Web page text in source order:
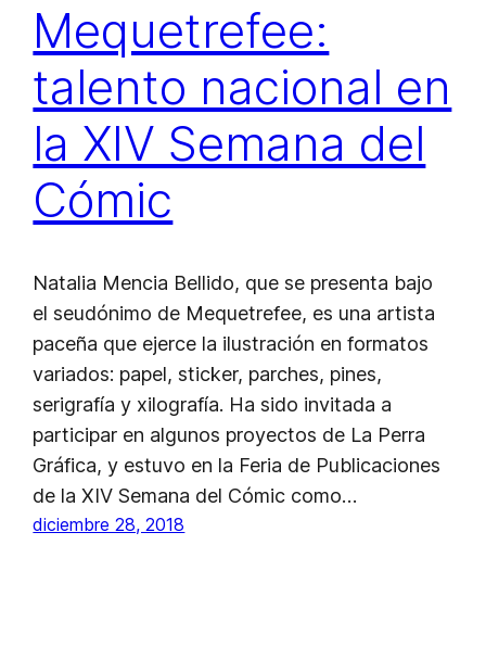
Mequetrefee:
talento nacional en
la XIV Semana del
Cómic
Natalia Mencia Bellido, que se presenta bajo
el seudónimo de Mequetrefee, es una artista
paceña que ejerce la ilustración en formatos
variados: papel, sticker, parches, pines,
serigrafía y xilografía. Ha sido invitada a
participar en algunos proyectos de La Perra
Gráfica, y estuvo en la Feria de Publicaciones
de la XIV Semana del Cómic como…
diciembre 28, 2018